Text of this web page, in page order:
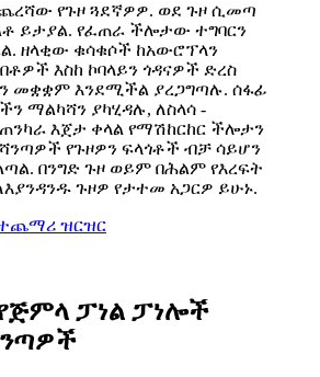
የጉዞ ጓደኛዎዎ. ወደ ጉዞ ሲመጣ
ይታያል. የፈጠራ ችሎታው ተግባርን
ዘላቂው ቁሳቁሶች ከአውሮፕላን
እስከ ኮባላይን ጎዳናዎች ድረስ
መቋቋም እንደሚችል ያረጋግጣሉ. ሰፋፊ
ማልካሻን ያካሂዳሉ, ለስላሳ -
እጀታ ቀላል የማሽከርከር ችሎታን
የጉዞዎን ፍላጎቶች ብቻ ሳይሆን
በንግድ ጉዞ ወይም በሕልም የእረፍት
ጉዞዎ የታተመ አጋርዎ ይሁኑ.
ዝርዝር
ፓነል ፓነሎች